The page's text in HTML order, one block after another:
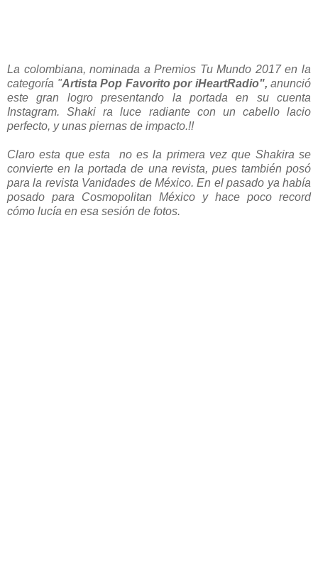
La colombiana, nominada a Premios Tu Mundo 2017 en la
categoría "Artista Pop Favorito por iHeartRadio", anunció
este gran logro presentando la portada en su cuenta
Instagram. Shaki ra luce radiante con un cabello lacio
perfecto, y unas piernas de impacto.!!
Claro esta que esta no es la primera vez que Shakira se
convierte en la portada de una revista, pues también posó
para la revista Vanidades de México. En el pasado ya había
posado para Cosmopolitan México y hace poco record
cómo lucía en esa sesión de fotos.